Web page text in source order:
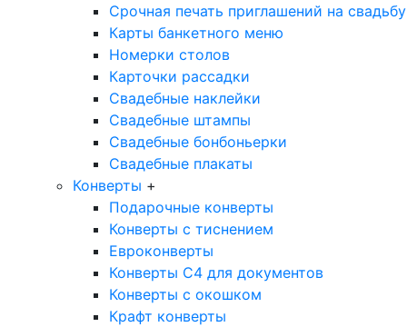
Срочная печать приглашений на свадьбу
Карты банкетного меню
Номерки столов
Карточки рассадки
Свадебные наклейки
Свадебные штампы
Свадебные бонбоньерки
Свадебные плакаты
Конверты +
Подарочные конверты
Конверты с тиснением
Евроконверты
Конверты С4 для документов
Конверты с окошком
Крафт конверты